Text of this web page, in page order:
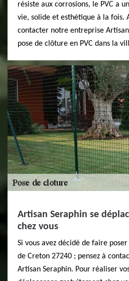
résiste aux corrosions, le PVC a
vie, solide et esthétique à la fois.
contacter notre entreprise
pose de clôture en PVC dans la
Artisan Seraphin se
chez vous
Si vous avez décidé de faire
de Creton 27240 ; pensez à
Artisan Seraphin. Pour réaliser